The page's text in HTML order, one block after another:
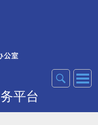
平台